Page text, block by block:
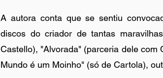
A autora conta que se sentiu
discos do criador de tantas
Castello), "Alvorada" (parceria dele
Mundo é um Moinho" (só de Cartola),